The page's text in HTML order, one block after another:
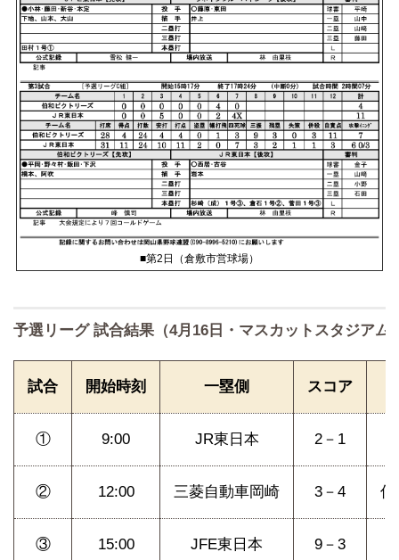
■第2日（倉敷市営球場）
予選リーグ 試合結果（4月16日・マスカットスタジアム
試合 開始時刻 一塁側 スコア
① 9:00 JR東日本 2－1
② 12:00 三菱自動車岡崎 3－4 伯
③ 15:00 JFE東日本 9－3